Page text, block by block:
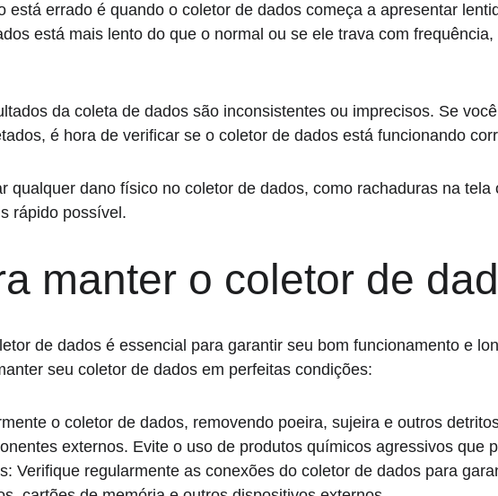
está errado é quando o coletor de dados começa a apresentar
está mais lento do que o normal ou se ele trava com
da coleta de dados são inconsistentes ou imprecisos. Se
é hora de verificar se o coletor de dados está funcionando
qualquer dano físico no coletor de dados, como rachaduras na
rápido possível.
manter o coletor de
de dados é essencial para garantir seu bom funcionamento e
seu coletor de dados em perfeitas condições:
o coletor de dados, removendo poeira, sujeira e outros
externos. Evite o uso de produtos químicos agressivos que
Verifique regularmente as conexões do coletor de dados para